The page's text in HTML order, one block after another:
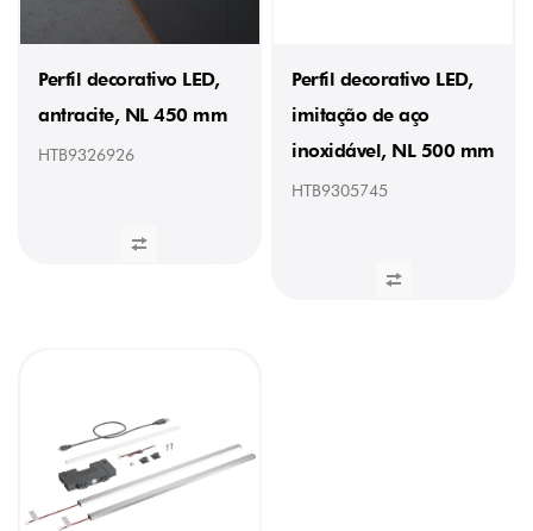
Perfil decorativo LED,
antracite, NL 450 mm
HTB9326926
Perfil decorativo LED,
imitação de aço
inoxidável, NL 500 mm
HTB9305745